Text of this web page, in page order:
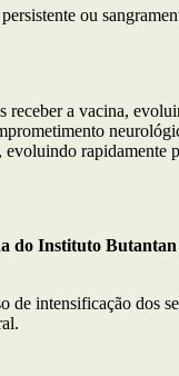
ou
a vacina,
rapidamente
do Instituto
intensificação dos